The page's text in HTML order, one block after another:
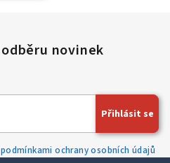
í
y
v
í
podmínkami ochrany osobních údajů
Přihlásit se